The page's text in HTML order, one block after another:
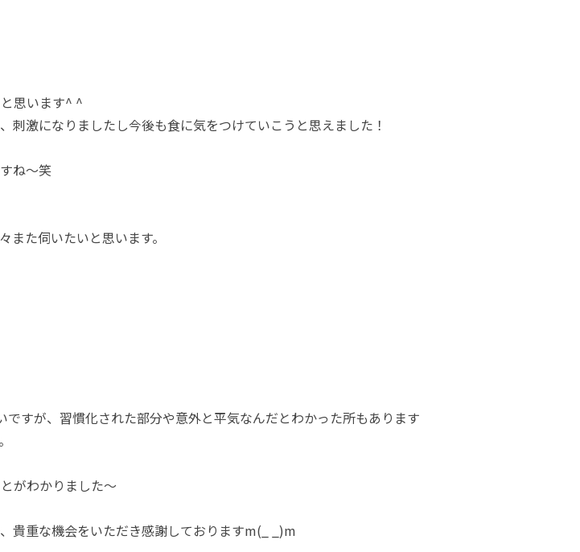
思います^ ^
激になりましたし今後も食に気をつけていこうと思えました！
ね～笑
た伺いたいと思います。
すが、習慣化された部分や意外と平気なんだとわかった所もあります
がわかりました～
貴重な機会をいただき感謝しておりますm(_ _)m